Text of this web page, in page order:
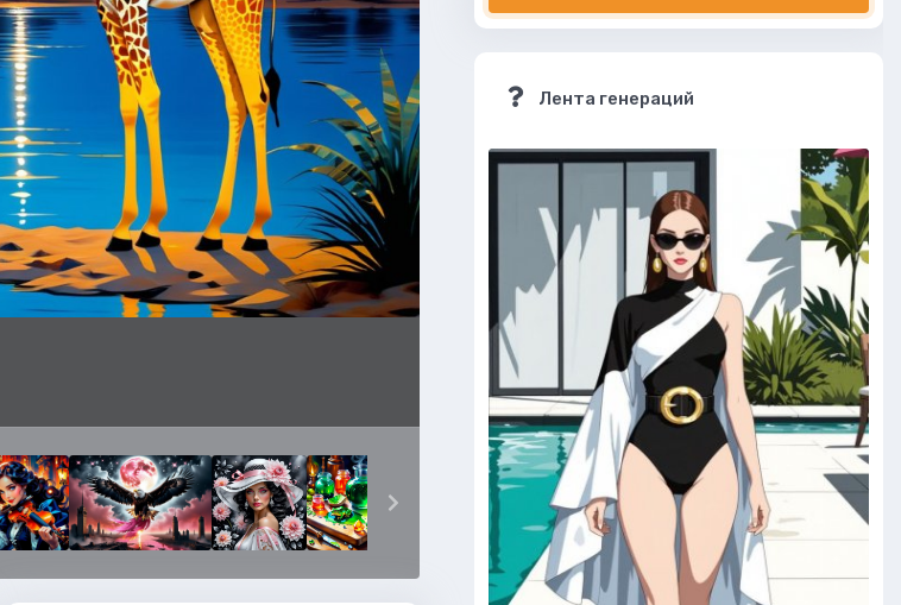
Лента генераций